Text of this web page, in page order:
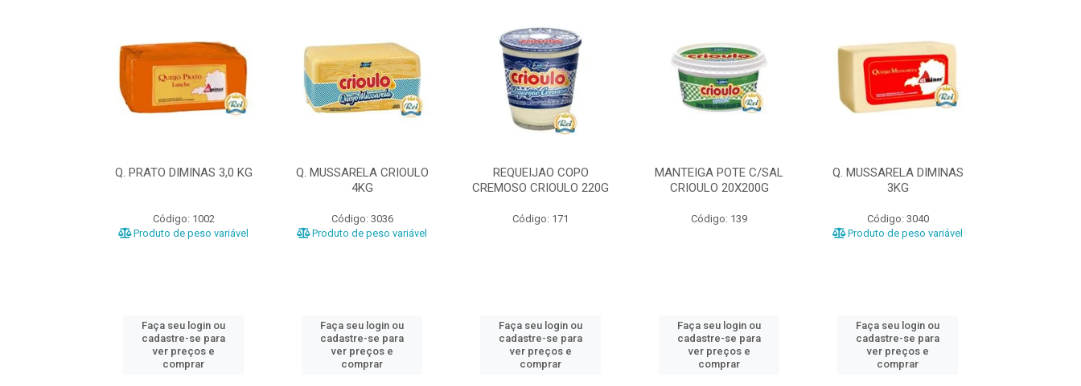
Q. PRATO DIMINAS 3,0 KG
Código: 1002
Produto de peso variável
Faça seu login ou
cadastre-se para
ver preços e
comprar
Q. MUSSARELA CRIOULO
4KG
Código: 3036
Produto de peso variável
Faça seu login ou
cadastre-se para
ver preços e
comprar
REQUEIJAO COPO
CREMOSO CRIOULO 220G
Código: 171
Faça seu login ou
cadastre-se para
ver preços e
comprar
MANTEIGA POTE C/SAL
CRIOULO 20X200G
Código: 139
Faça seu login ou
cadastre-se para
ver preços e
comprar
Q. MUSSARELA DIMINAS
3KG
Código: 3040
Produto de peso variável
Faça seu login ou
cadastre-se para
ver preços e
comprar